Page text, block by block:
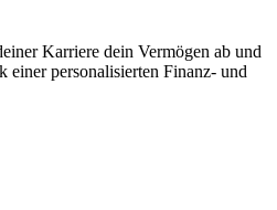
Karriere dein Vermögen ab und
einer personalisierten Finanz- und